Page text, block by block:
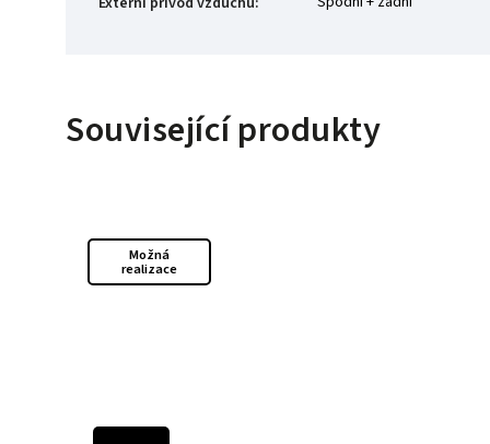
Související produkty
Možná
realizace